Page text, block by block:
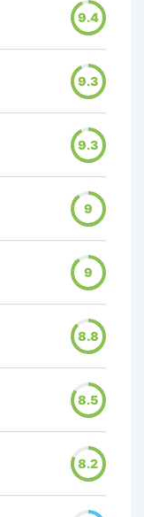
9.4
9.3
9.3
9
9
8.8
8.5
8.2